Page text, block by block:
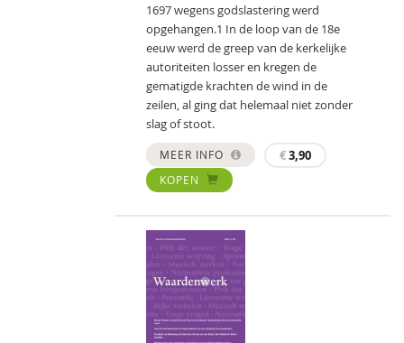
1697 wegens godslastering werd
opgehangen.1 In de loop van de 18e
eeuw werd de greep van de kerkelijke
autoriteiten losser en kregen de
gematigde krachten de wind in de
zeilen, al ging dat helemaal niet zonder
slag of stoot.
MEER INFO €3,90
KOPEN